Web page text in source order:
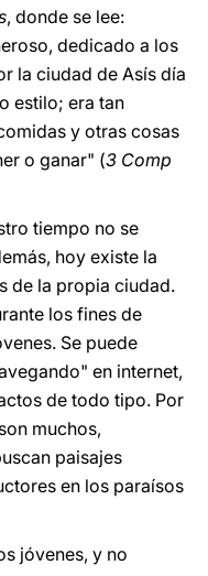
, donde se lee:
dedicado a los
la ciudad de Asís día
estilo; era tan
y otras cosas
o ganar" (3 Comp
tiempo no se
hoy existe la
de la propia ciudad.
los fines de
Se puede
en internet,
de todo tipo. Por
muchos,
paisajes
en los paraísos
jóvenes, y no